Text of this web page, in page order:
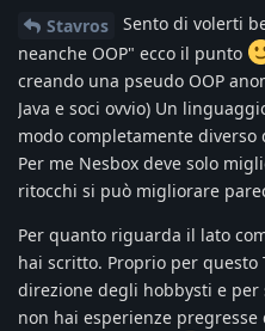
Stavros
Sento di volerti
neanche OOP" ecco il punto
creando una pseudo OOP
Java e soci ovvio) Un
modo completamente
Per me Nesbox deve solo
ritocchi si può migliorare
Per quanto riguarda il lato
hai scritto. Proprio per questo
direzione degli hobbysti e per
non hai esperienze